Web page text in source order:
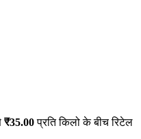
₹35.00प्रति किलो के बीच रिटेल